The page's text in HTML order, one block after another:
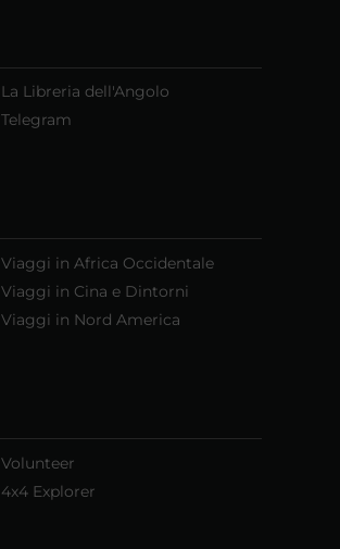
La Libreria dell'Angolo
Telegram
Viaggi in Africa Occidentale
Viaggi in Cina e Dintorni
Viaggi in Nord America
Volunteer
4x4 Explorer